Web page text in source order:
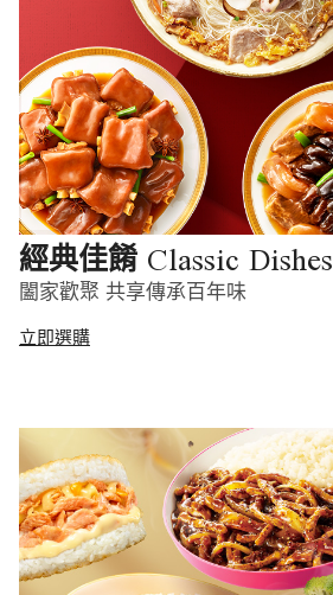
經典佳餚 Classic Dishes
闔家歡聚 共享傳承百年味
立即選購